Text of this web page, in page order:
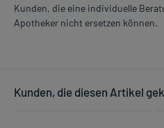
Kunden, die eine individuelle
Apotheker nicht ersetzen können.
Kunden, die diesen Artikel